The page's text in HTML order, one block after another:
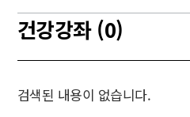
건강강좌 (0)
검색된 내용이 없습니다.